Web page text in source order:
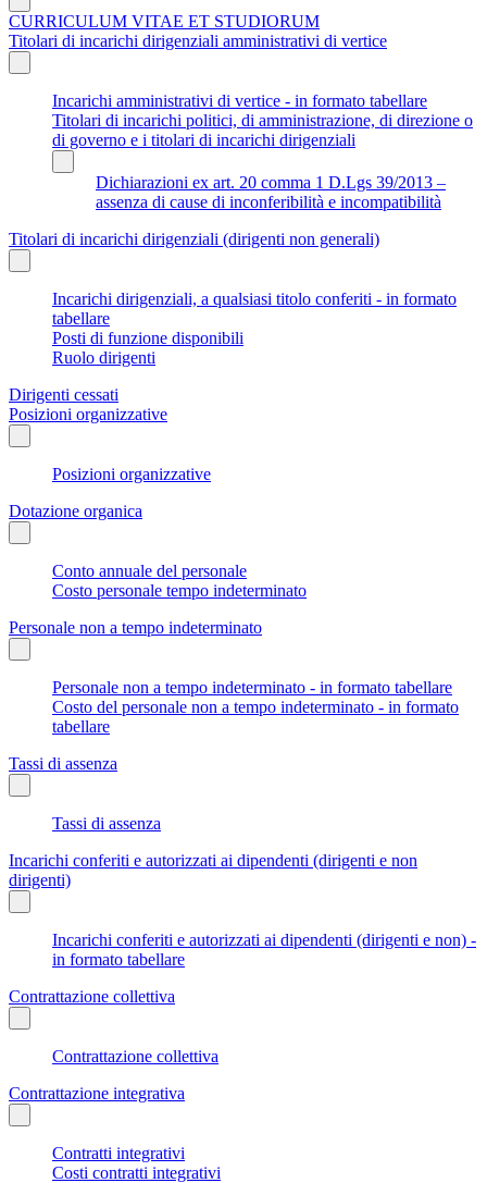
CURRICULUM VITAE ET STUDIORUM
Titolari di incarichi dirigenziali amministrativi di vertice
Incarichi amministrativi di vertice - in formato tabellare
Titolari di incarichi politici, di amministrazione, di direzione o
di governo e i titolari di incarichi dirigenziali
Dichiarazioni ex art. 20 comma 1 D.Lgs 39/2013 –
assenza di cause di inconferibilità e incompatibilità
Titolari di incarichi dirigenziali (dirigenti non generali)
Incarichi dirigenziali, a qualsiasi titolo conferiti - in formato
tabellare
Posti di funzione disponibili
Ruolo dirigenti
Dirigenti cessati
Posizioni organizzative
Posizioni organizzative
Dotazione organica
Conto annuale del personale
Costo personale tempo indeterminato
Personale non a tempo indeterminato
Personale non a tempo indeterminato - in formato tabellare
Costo del personale non a tempo indeterminato - in formato
tabellare
Tassi di assenza
Tassi di assenza
Incarichi conferiti e autorizzati ai dipendenti (dirigenti e non
dirigenti)
Incarichi conferiti e autorizzati ai dipendenti (dirigenti e non) -
in formato tabellare
Contrattazione collettiva
Contrattazione collettiva
Contrattazione integrativa
Contratti integrativi
Costi contratti integrativi